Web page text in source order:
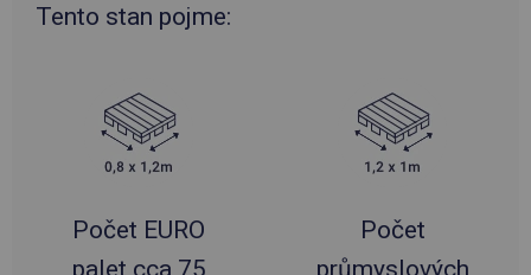
Tento stan pojme:
Počet EURO
palet cca 75
Počet
průmyslových